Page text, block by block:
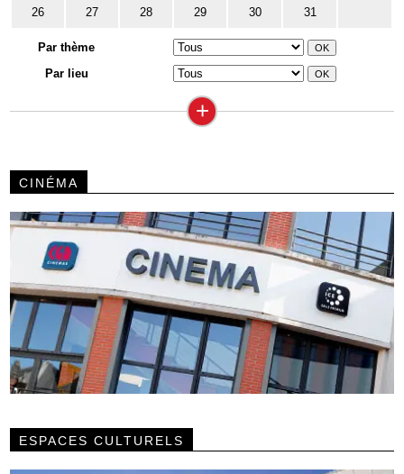
26 27 28 29 30 31
Par thème
Par lieu
+
CINÉMA
ESPACES CULTURELS